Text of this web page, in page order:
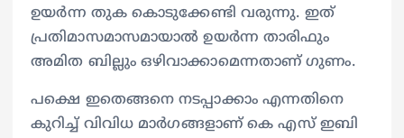
ഉയര്‍ന്ന തുക കൊടുക്കേണ്ടി വരുന്നു. ഇത്
പ്രതിമാസമാസമായാൽ ഉയർന്ന താരിഫും
അമിത ബില്ലും ഒഴിവാക്കാമെന്നതാണ് ഗുണം.
പക്ഷെ ഇതെങ്ങനെ നടപ്പാക്കാം എന്നതിനെ
കുറിച്ച് വിവിധ മാര്‍ഗങ്ങളാണ് കെ എസ് ഇബി